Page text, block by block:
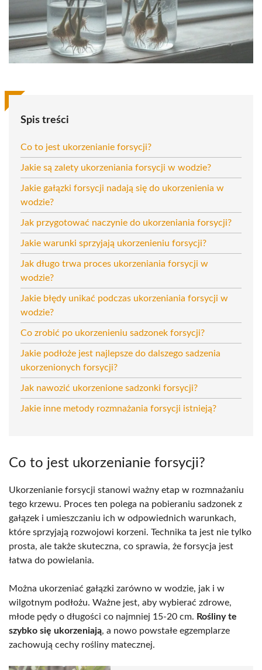
Spis treści
Co to jest ukorzenianie forsycji?
Jakie są zalety ukorzeniania forsycji w wodzie?
Jakie gałązki forsycji nadają się do ukorzenienia w
wodzie?
Jak przygotować naczynie do ukorzeniania forsycji?
Jakie warunki sprzyjają ukorzenieniu forsycji?
Jak długo trwa proces ukorzeniania forsycji w
wodzie?
Jakie błędy unikać podczas ukorzeniania forsycji w
wodzie?
Co zrobić po ukorzenieniu sadzonek forsycji?
Jakie podłoże jest najlepsze do dalszego sadzenia
ukorzenionych forsycji?
Jak nawozić ukorzenione sadzonki forsycji?
Jakie inne metody rozmnażania forsycji istnieją?
Co to jest ukorzenianie forsycji?
Ukorzenianie forsycji stanowi ważny etap w rozmnażaniu
tego krzewu. Proces ten polega na pobieraniu sadzonek z
gałązek i umieszczaniu ich w odpowiednich warunkach,
które sprzyjają rozwojowi korzeni. Technika ta jest nie tylko
prosta, ale także skuteczna, co sprawia, że forsycja jest
łatwa do powielania.
Można ukorzeniać gałązki zarówno w wodzie, jak i w
wilgotnym podłożu. Ważne jest, aby wybierać zdrowe,
młode pędy o długości co najmniej 15-20 cm. Rośliny te
szybko się ukorzeniają, a nowo powstałe egzemplarze
zachowują cechy rośliny matecznej.